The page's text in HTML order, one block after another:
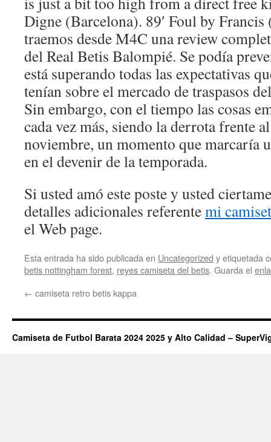
Digne (Barcelona). 89′ Foul by
traemos desde M4C una review
del Real Betis Balompié. Se podía
está superando todas las expectativas
tenían sobre el mercado de traspasos
Sin embargo, con el tiempo las cosas
cada vez más, siendo la derrota frente
noviembre, un momento que marcaría
en el devenir de la temporada.
Si usted amó este poste y usted
detalles adicionales referentemi
el Web page.
Esta entrada ha sido publicada en Uncategorized y etiquetada
betis nottingham forest, reyes camiseta del betis. Guarda el
← camiseta retro betis kappa
Camiseta de Futbol Barata 2024 2025 y Alto Calidad –